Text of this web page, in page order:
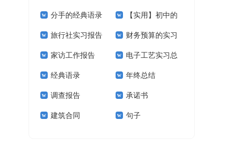
总7篇 告
分手的经典语录 【实用】初中的
作文300字汇总6篇
旅行社实习报告
(15篇)
财务预算的实习
报告
家访工作报告 电子工艺实习总
结15篇
经典语录 年终总结
调查报告 承诺书
建筑合同 句子